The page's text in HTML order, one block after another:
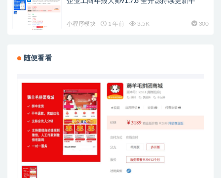
小程序模块 1 年前 3.5K 300
随便看看